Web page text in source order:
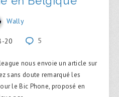
Wally
20 5
nous envoie un article sur
sans doute remarqué les
le Bic Phone, proposé en